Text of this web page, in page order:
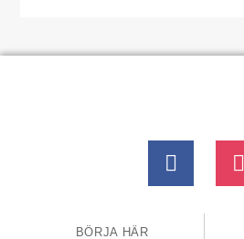
BÖRJA HÄR